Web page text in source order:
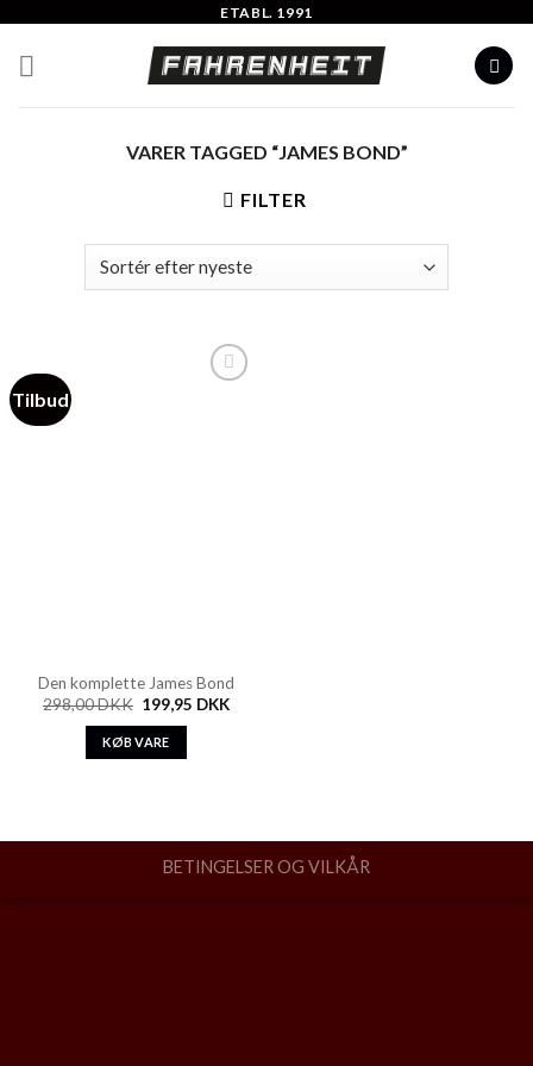
content
ETABL. 1991
VARER TAGGED “JAMES BOND”
FILTER
Tilbud
Den komplette James Bond
298,00DKK 199,95 DKK
KØB VARE
BETINGELSER OG VILKÅR